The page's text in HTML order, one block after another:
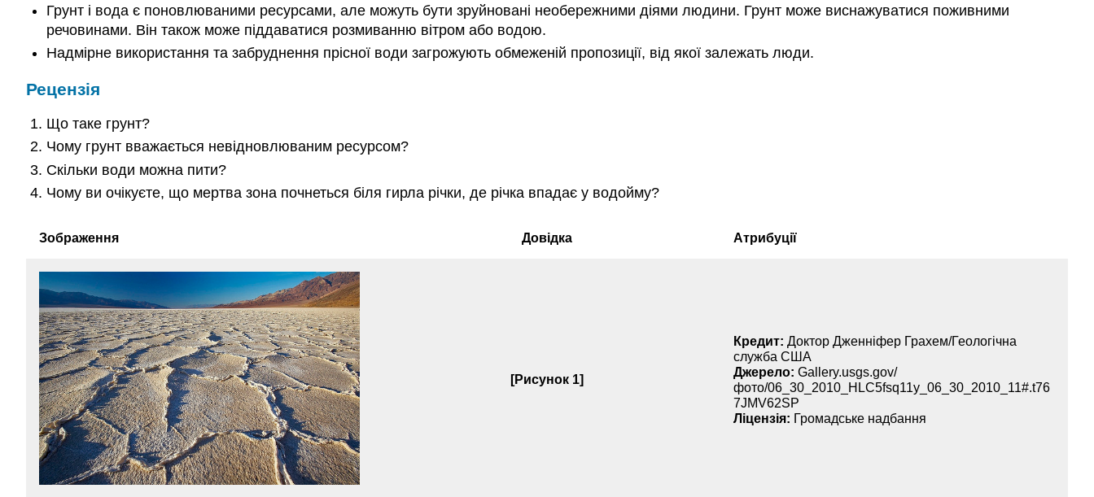
Грунт і вода є поновлюваними ресурсами, але можуть бути зруйновані необережними діями людини. Грунт може виснажуватися поживними
речовинами. Він також може піддаватися розмиванню вітром або водою.
Надмірне використання та забруднення прісної води загрожують обмеженій пропозиції, від якої залежать люди.
Рецензія
Що таке грунт?
Чому грунт вважається невідновлюваним ресурсом?
Скільки води можна пити?
Чому ви очікуєте, що мертва зона почнеться біля гирла річки, де річка впадає у водойму?
Зображення Довідка Атрибуції
[Рисунок 1]
Кредит: Доктор Дженніфер Грахем/Геологічна
служба США
Джерело: Gallery.usgs.gov/
фото/06_30_2010_HLC5fsq11y_06_30_2010_11#.t76
7JMV62SP
Ліцензія: Громадське надбання